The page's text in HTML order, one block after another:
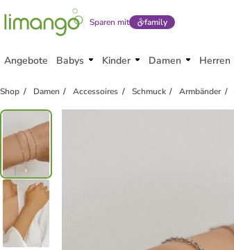
Sparen mit family
Angebote Babys Kinder Damen Herren
Shop Damen Accessoires Schmuck Armbänder